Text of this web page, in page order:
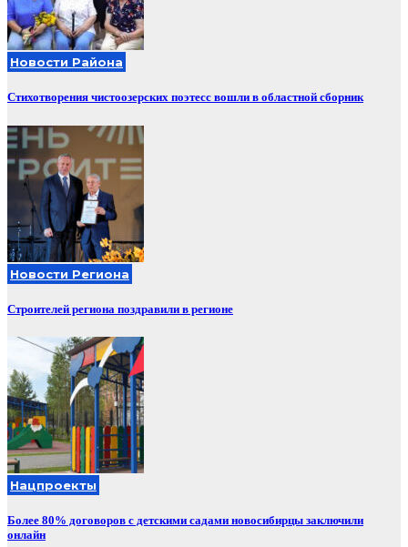
Новости Района
Стихотворения чистоозерских поэтесс вошли в областной сборник
Новости Региона
Строителей региона поздравили в регионе
Нацпроекты
Более 80% договоров с детскими садами новосибирцы заключили
онлайн